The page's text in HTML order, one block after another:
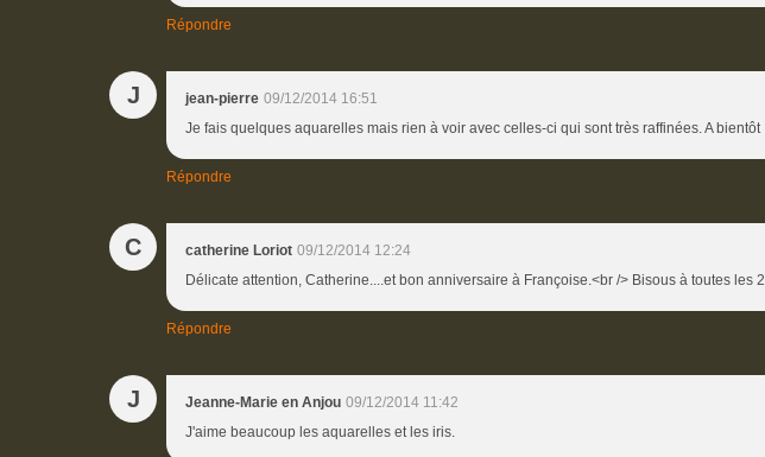
Répondre
J jean-pierre 09/12/2014 16:51
Je fais quelques aquarelles mais rien à voir avec celles-ci qui sont très raffinées. A bientôt
Répondre
C catherine Loriot 09/12/2014 12:24
Délicate attention, Catherine....et bon anniversaire à Françoise.<br /> Bisous à toutes les 2
Répondre
J Jeanne-Marie en Anjou 09/12/2014 11:42
J'aime beaucoup les aquarelles et les iris.